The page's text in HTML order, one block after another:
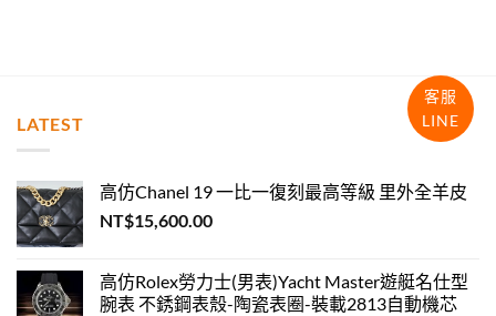
LATEST
高仿Chanel 19 一比一復刻最高等級 里外全羊皮
NT$15,600.00
高仿Rolex勞力士(男表)Yacht Master遊艇名仕型
腕表 不銹鋼表殼-陶瓷表圈-裝載2813自動機芯
客服
LINE